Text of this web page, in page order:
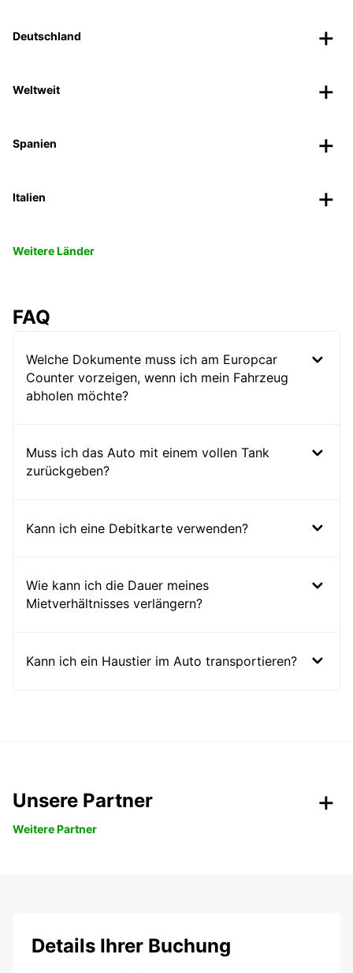
Deutschland
Weltweit
Spanien
Italien
Weitere Länder
FAQ
Welche Dokumente muss ich am Europcar
Counter vorzeigen, wenn ich mein Fahrzeug
abholen möchte?
Muss ich das Auto mit einem vollen Tank
zurückgeben?
Kann ich eine Debitkarte verwenden?
Wie kann ich die Dauer meines
Mietverhältnisses verlängern?
Kann ich ein Haustier im Auto transportieren?
Unsere Partner
Weitere Partner
Details Ihrer Buchung